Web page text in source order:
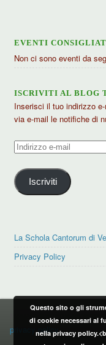
EVENTI
Non ci sono eventi da
ISCRIVITI AL BLOG
Inserisci il tuo indirizzo
via e-mail le notifiche di
Indirizzo
mail
Iscriviti
La Schola Cantorum di
Privacy Policy
PRIVACY POLICY
privacy policy
Questo sito o gli
di cookie necessari al
nella privacy